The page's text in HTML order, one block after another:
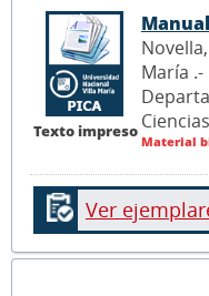
Texto impreso
María
Material
Ver